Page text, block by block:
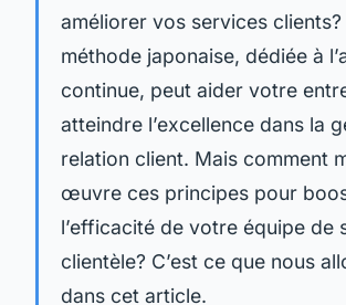
améliorer vos services
méthode japonaise, dédiée à
continue, peut aider votre
atteindre l’excellence dans la
relation client. Mais comment
œuvre ces principes pour
l’efficacité de votre équipe de
clientèle? C’est ce que nous
dans cet article.